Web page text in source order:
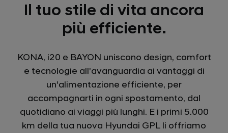
Il tuo stile di vita ancora
più efficiente.
KONA, i20 e BAYON uniscono design, comfort
e tecnologie all'avanguardia ai vantaggi di
un'alimentazione efficiente, per
accompagnarti in ogni spostamento, dal
quotidiano ai viaggi più lunghi. E i primi 5.000
km della tua nuova Hyundai GPL li offriamo